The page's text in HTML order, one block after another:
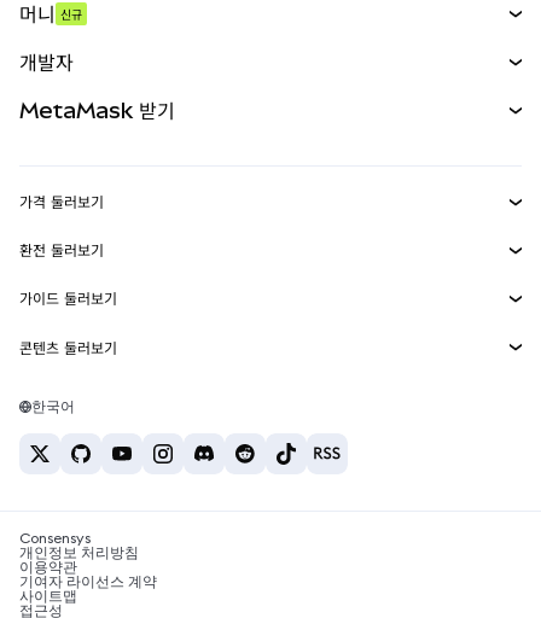
무기한 선물
실물자산
머니 신규
개발자
MetaMask Connect
Snaps
웹3 서비스
MetaMask 받기
보안
고객 지원
채용
가격 둘러보기
이더리움 가격
솔라나 가격
테더 가격
환전 둘러보기
ETH를 USD로 환전
USDT를 INR로 환전
BTC를 INR로 환전
ETH를 USDT로 환전
가이드 둘러보기
ETH 매수
USDT 매수
SHIB 매수
BNB 매수
콘텐츠 둘러보기
솔라나 지갑
암호화폐 세금 뉴스
암호화폐 매수 방법
한국어
Consensys
개인정보 처리방침
이용약관
기여자 라이선스 계약
사이트맵
접근성